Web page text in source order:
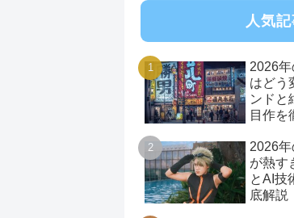
人気
2026
はどう
ンドと
目作を
2026
が熱す
とAI技
底解説